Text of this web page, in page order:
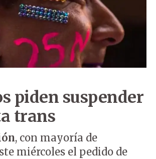
piden suspender
trans
, con mayoría de
miércoles el pedido de